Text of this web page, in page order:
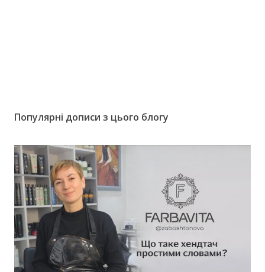
Популярні дописи з цього блогу